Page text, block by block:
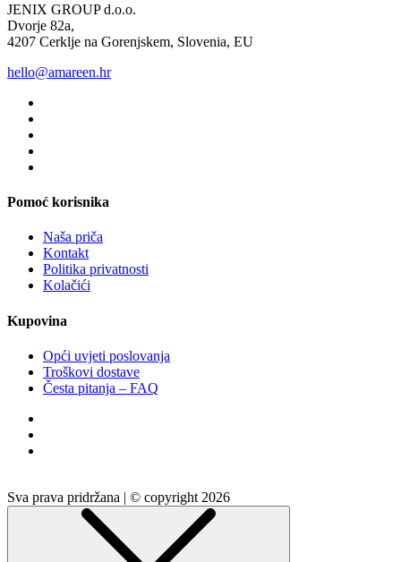
JENIX GROUP d.o.o.
Dvorje 82a,
4207 Cerklje na Gorenjskem, Slovenia, EU
hello@amareen.hr
Pomoć korisnika
Naša priča
Kontakt
Politika privatnosti
Kolačići
Kupovina
Opći uvjeti poslovanja
Troškovi dostave
Česta pitanja – FAQ
Sva prava pridržana | © copyright 2026